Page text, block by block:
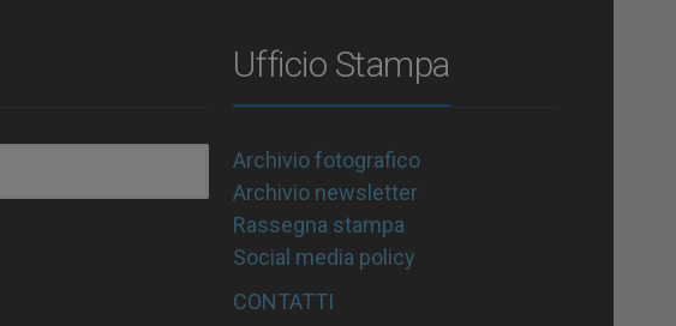
Ufficio Stampa
Archivio fotografico
Archivio newsletter
Rassegna stampa
Social media policy
CONTATTI